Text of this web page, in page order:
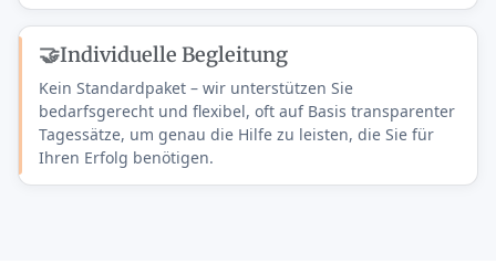
🤝Individuelle Begleitung
Kein Standardpaket – wir unterstützen Sie
bedarfsgerecht und flexibel, oft auf Basis transparenter
Tagessätze, um genau die Hilfe zu leisten, die Sie für
Ihren Erfolg benötigen.